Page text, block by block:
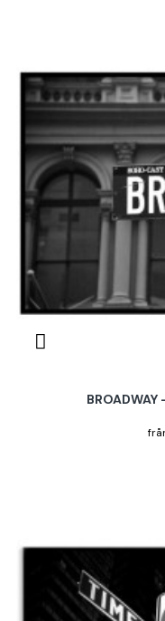
BROADWAY